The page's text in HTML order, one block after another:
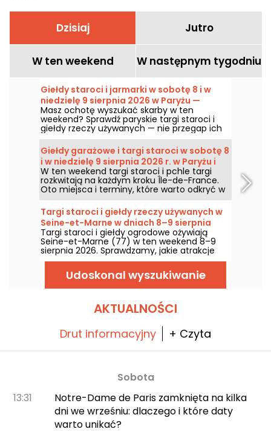
Dzisiaj Jutro
W ten weekend W następnym tygodniu
Giełdy staroci i jarmarki w sobotę 8 i w
niedzielę 9 sierpnia 2026 w Paryżu —
program weekendu
Masz ochotę wyszukać skarby w ten
weekend? Sprawdź paryskie targi staroci i
giełdy rzeczy używanych — nie przegap ich
w sobotę 8 i niedzielę 9 sierpnia 2026, aby
zgarnąć mnóstwo okazji.
Giełdy garażowe i targi staroci w sobotę 8
i w niedzielę 9 sierpnia 2026 r. w Paryżu i
Île-de-France – program na weekend
W ten weekend targi staroci i pchle targi
rozkwitają na każdym kroku Île-de-France.
Oto miejsca i terminy, które warto odkryć w
sobotę 8 i niedzielę 9 sierpnia 2026 roku, aby
polować na okazje, przeglądać stragany i
być może natrafić na prawdziwą perełkę.
Targi staroci i giełdy rzeczy używanych w
Seine-et-Marne w dniach 8–9 sierpnia
2026 r. – 77
Targi staroci i giełdy ogrodowe ożywiają
Seine-et-Marne (77) w ten weekend 8–9
sierpnia 2026. Sprawdzamy, jakie atrakcje
czekają na Was podczas tych spotkań!
Udoskonal wyszukiwanie
AKTUALNOŚCI
Drut informacyjny + Czyta
Sobota
13:31
Notre-Dame de Paris zamknięta na kilka
dni we wrześniu: dlaczego i które daty
warto unikać?